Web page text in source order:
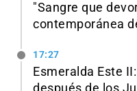
"Sangre que
contemporánea
17:27
Esmeralda Este